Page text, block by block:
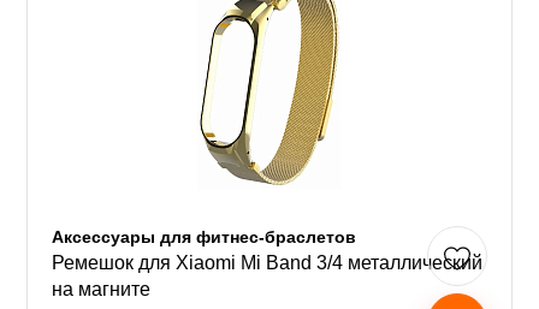
Аксессуары для фитнес-браслетов
Ремешок для Xiaomi Mi Band 3/4 металлический
на магните